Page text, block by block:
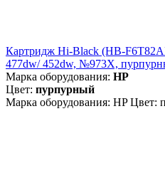
Картридж Hi-Black (HB-
477dw/ 452dw, №973X,
Марка оборудования: HP
Цвет: пурпурный
Марка оборудования: HP Цвет: